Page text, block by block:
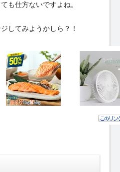
も仕方ないですよね。
してみようかしら？！